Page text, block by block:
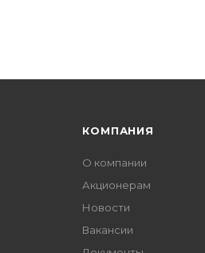
КОМПАНИЯ
О компании
Акционерам
Новости
Вакансии